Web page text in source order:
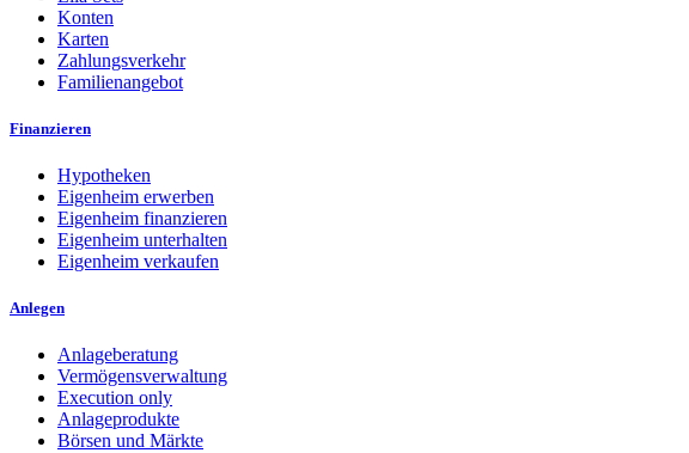
Konten
Karten
Zahlungsverkehr
Familienangebot
Finanzieren
Hypotheken
Eigenheim erwerben
Eigenheim finanzieren
Eigenheim unterhalten
Eigenheim verkaufen
Anlegen
Anlageberatung
Vermögensverwaltung
Execution only
Anlageprodukte
Börsen und Märkte